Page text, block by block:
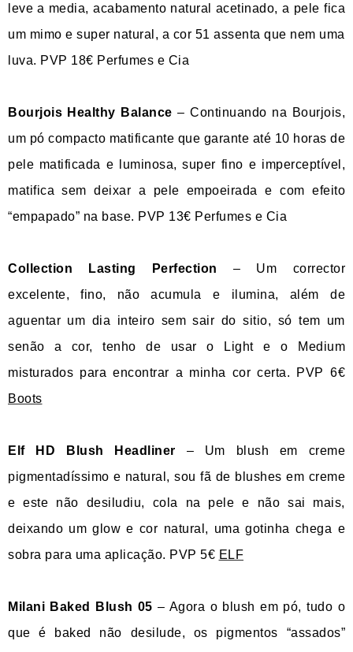
leve a media, acabamento natural acetinado, a pele fica
um mimo e super natural, a cor 51 assenta que nem uma
luva. PVP 18€ Perfumes e Cia
Bourjois Healthy Balance – Continuando na Bourjois,
um pó compacto matificante que garante até 10 horas de
pele matificada e luminosa, super fino e imperceptível,
matifica sem deixar a pele empoeirada e com efeito
“empapado” na base. PVP 13€ Perfumes e Cia
Collection Lasting Perfection
– Um corrector
excelente, fino, não acumula e ilumina, além de
aguentar um dia inteiro sem sair do sitio, só tem um
senão a cor, tenho de usar o Light e o Medium
misturados para encontrar a minha cor certa. PVP 6€
Boots
Elf HD Blush Headliner – Um blush em creme
pigmentadíssimo e natural, sou fã de blushes em creme
e este não desiludiu, cola na pele e não sai mais,
deixando um glow e cor natural, uma gotinha chega e
sobra para uma aplicação. PVP 5€ ELF
Milani Baked Blush 05 – Agora o blush em pó, tudo o
que é baked não desilude, os pigmentos “assados”